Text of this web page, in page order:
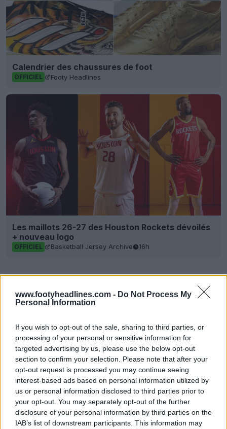
www.footyheadlines.com - Do Not Process My
Personal Information
If you wish to opt-out of the sale, sharing to third parties, or
processing of your personal or sensitive information for
targeted advertising by us, please use the below opt-out
section to confirm your selection. Please note that after your
opt-out request is processed you may continue seeing
interest-based ads based on personal information utilized by
us or personal information disclosed to third parties prior to
your opt-out. You may separately opt-out of the further
disclosure of your personal information by third parties on the
IAB’s list of downstream participants. This information may
Calendrier des chaussures de foot
OFFICIEL Footy Headlines
Les maillots 26-27 des Houston Rockets dévoilés
+ nouveau logo
OFFICIEL Basketball Jersey Archive 16h